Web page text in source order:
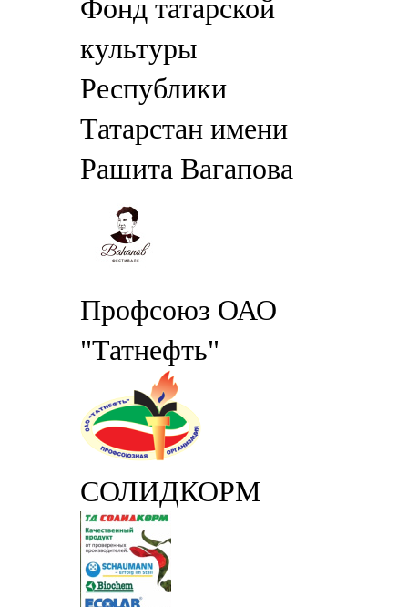
Фонд татарской
культуры
Республики
Татарстан имени
Рашита Вагапова
Профсоюз ОАО
"Татнефть"
СОЛИДКОРМ